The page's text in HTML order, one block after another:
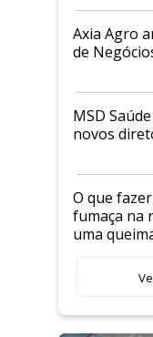
Axia Agro
de
MSD
novos
O que
fumaça na
uma